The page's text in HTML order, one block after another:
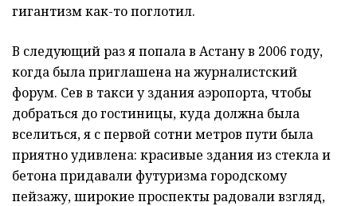
гигантизм как-то поглотил.
В следующий раз я попала в Астану в 2006 году,
когда была приглашена на журналистский
форум. Сев в такси у здания аэропорта, чтобы
добраться до гостиницы, куда должна была
вселиться, я с первой сотни метров пути была
приятно удивлена: красивые здания из стекла и
бетона придавали футуризма городскому
пейзажу, широкие проспекты радовали взгляд,